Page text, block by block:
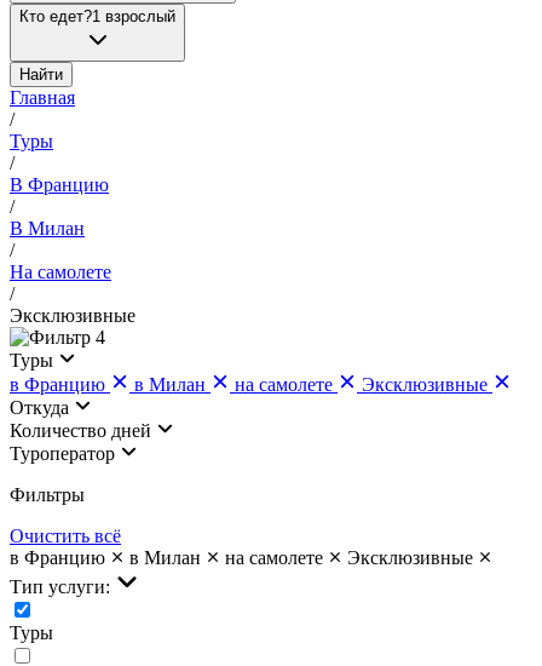
Кто едет?1 взрослый
Найти
Главная
/
Туры
/
В Францию
/
В Милан
/
На самолете
/
Эксклюзивные
4
Туры
в Францию
в Милан на самолете
Эксклюзивные
Откуда
Количество дней
Туроператор
Фильтры
Очистить всё
в Францию
в Милан на самолете
Эксклюзивные
Тип услуги:
Туры